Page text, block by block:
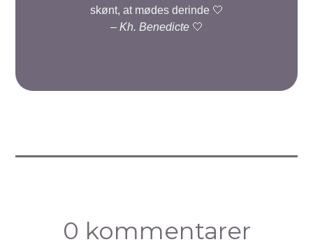
skønt, at mødes derinde 🤍
– Kh. Benedicte🤍
0 kommentarer